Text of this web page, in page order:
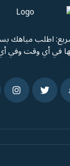
اطلب مياهك
في أي وقت وفي